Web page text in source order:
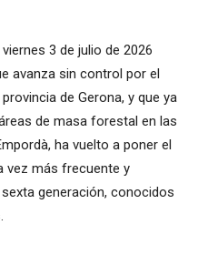
3 de julio de 2026
avanza sin control por el
de Gerona, y que ya
de masa forestal en las
ha vuelto a poner el
vez más frecuente y
generación, conocidos